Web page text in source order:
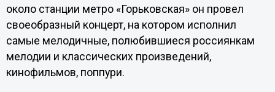
около станции метро «Горьковская» он провел
своеобразный концерт, на котором исполнил
самые мелодичные, полюбившиеся россиянкам
мелодии и классических произведений,
кинофильмов, поппури.